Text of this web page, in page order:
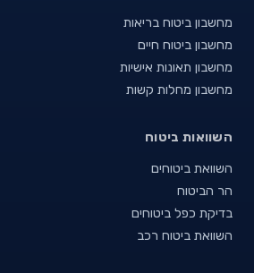
מחשבון ביטוח בריאות
מחשבון ביטוח חיים
מחשבון תאונות אישיות
מחשבון מחלות קשות
השוואות ביטוח
השוואת ביטוחים
הר הביטוח
בדיקת כפל ביטוחים
השוואת ביטוח רכב